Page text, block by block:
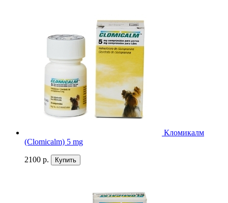
Кломикалм
(Clоmicalm) 5 mg
2100 р. Купить